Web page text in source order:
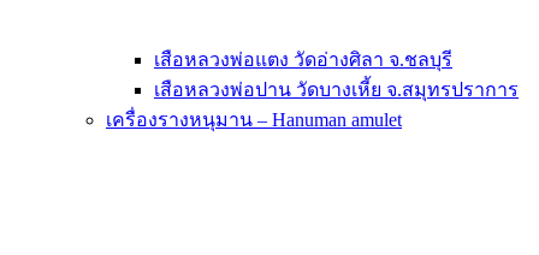
เสือหลวงพ่อแตง วัดอ่างศิลา จ.ชลบุรี
เสือหลวงพ่อปาน วัดบางเหี้ย จ.สมุทรปราการ
เครื่องรางหนุมาน – Hanuman amulet